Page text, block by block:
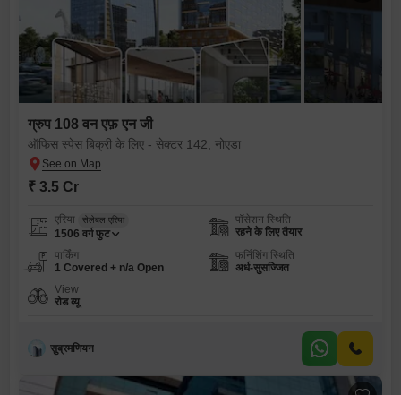
ग्रुप 108 वन एफ़ एन जी
ऑफिस स्पेस बिक्री के लिए - सेक्टर 142, नोएडा
₹ 3.5 Cr
एरिया सेलेबल एरिया
1506 वर्ग फुट
पॉसेशन स्थिति
रहने के लिए तैयार
पार्किंग
1 Covered + n/a Open
फर्निशिंग स्थिति
अर्ध-सुसज्जित
View
रोड व्यू
सुब्रमणियन